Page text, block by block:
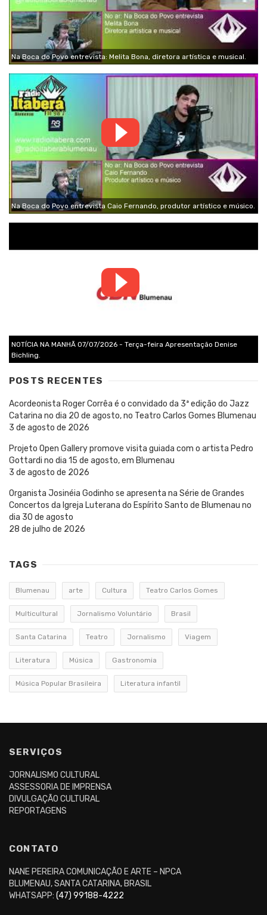
Na Boca do Povo entrevista: Melita Bona, diretora artística e musical.
Na Boca do Povo entrevista Caio Fernando, produtor artístico e músico.
NOTÍCIA NA MANHÃ 07/07/2026 - Terça-feira Apresentação Denise
Bichling.
POSTS RECENTES
Acordeonista Roger Corrêa é o convidado da 3ª edição do Jazz
Catarina no dia 20 de agosto, no Teatro Carlos Gomes Blumenau
3 de agosto de 2026
Projeto Open Gallery promove visita guiada com o artista Pedro
Gottardi no dia 15 de agosto, em Blumenau
3 de agosto de 2026
Organista Josinéia Godinho se apresenta na Série de Grandes
Concertos da Igreja Luterana do Espírito Santo de Blumenau no
dia 30 de agosto
28 de julho de 2026
TAGS
Blumenau arte Cultura Teatro Carlos Gomes
Multicultural Jornalismo Voluntário Brasil
Santa Catarina Teatro Jornalismo Viagem
Literatura Música Gastronomia
Música Popular Brasileira Literatura infantil
SERVIÇOS
JORNALISMO CULTURAL
ASSESSORIA DE IMPRENSA
DIVULGAÇÃO CULTURAL
REPORTAGENS
CONTATO
NANE PEREIRA COMUNICAÇÃO E ARTE – NPCA
BLUMENAU, SANTA CATARINA, BRASIL
WHATSAPP: (47) 99188-4222